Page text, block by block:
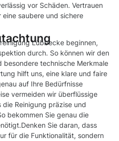
vor Schäden. Vertrauen
eine saubere und sichere
Lübbecke beginnen,
durch. So können wir den
besondere technische Merkmale
hilft uns, eine klare und faire
auf Ihre Bedürfnisse
vermeiden wir überflüssige
Reinigung präzise und
bekommen Sie genau die
Sie daran, dass
für die Funktionalität, sondern